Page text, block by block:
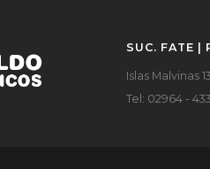
SUC. FATE |
Islas Malvinas
Tel: 02964 -